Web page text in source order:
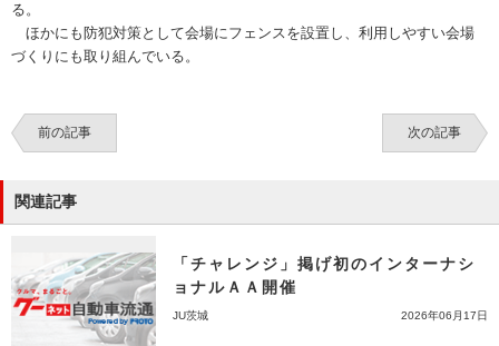
る。
ほかにも防犯対策として会場にフェンスを設置し、利用しやすい会場
づくりにも取り組んでいる。
前の記事 次の記事
関連記事
「チャレンジ」掲げ初のインターナシ
ョナルＡＡ開催
JU茨城 2026年06月17日